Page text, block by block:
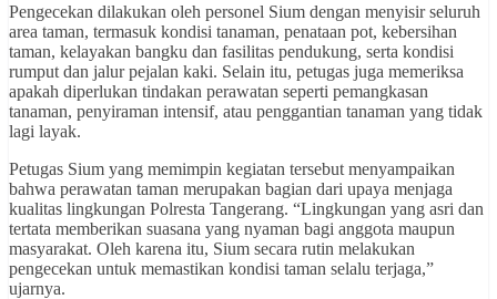
Pengecekan dilakukan oleh personel Sium dengan menyisir seluruh
area taman, termasuk kondisi tanaman, penataan pot, kebersihan
taman, kelayakan bangku dan fasilitas pendukung, serta kondisi
rumput dan jalur pejalan kaki. Selain itu, petugas juga memeriksa
apakah diperlukan tindakan perawatan seperti pemangkasan
tanaman, penyiraman intensif, atau penggantian tanaman yang tidak
lagi layak.
Petugas Sium yang memimpin kegiatan tersebut menyampaikan
bahwa perawatan taman merupakan bagian dari upaya menjaga
kualitas lingkungan Polresta Tangerang. “Lingkungan yang asri dan
tertata memberikan suasana yang nyaman bagi anggota maupun
masyarakat. Oleh karena itu, Sium secara rutin melakukan
pengecekan untuk memastikan kondisi taman selalu terjaga,”
ujarnya.